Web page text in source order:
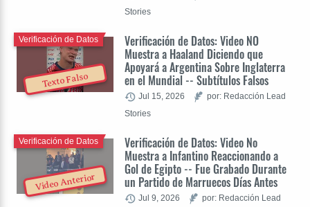
Stories
Texto Falso
Verificación de Datos: Video NO
Muestra a Haaland Diciendo que
Apoyará a Argentina Sobre Inglaterra
en el Mundial -- Subtítulos Falsos
Verificación de Datos
Jul 15, 2026
por: Redacción Lead
Stories
Video Anterior
Verificación de Datos: Video No
Muestra a Infantino Reaccionando a
Gol de Egipto -- Fue Grabado Durante
un Partido de Marruecos Días Antes
Verificación de Datos
Jul 9, 2026
por: Redacción Lead